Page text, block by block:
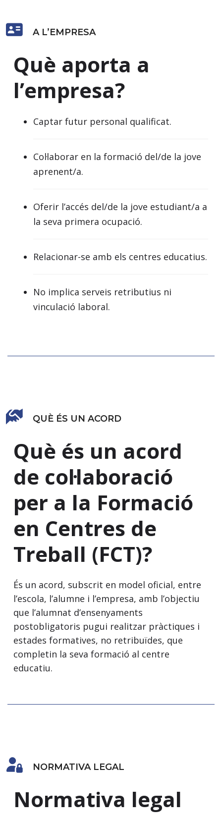
A L’EMPRESA
Què aporta a
l’empresa?
Captar futur personal qualificat.
Col·laborar en la formació del/de la jove
aprenent/a.
Oferir l’accés del/de la jove estudiant/a a
la seva primera ocupació.
Relacionar-se amb els centres educatius.
No implica serveis retributius ni
vinculació laboral.
QUÈ ÉS UN ACORD
Què és un acord
de col·laboració
per a la Formació
en Centres de
Treball (FCT)?
És un acord, subscrit en model oficial, entre
l’escola, l’alumne i l’empresa, amb l’objectiu
que l’alumnat d’ensenyaments
postobligatoris pugui realitzar pràctiques i
estades formatives, no retribuïdes, que
completin la seva formació al centre
educatiu.
NORMATIVA LEGAL
Normativa legal